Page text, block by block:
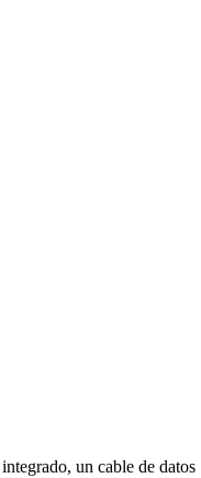
un cable de datos